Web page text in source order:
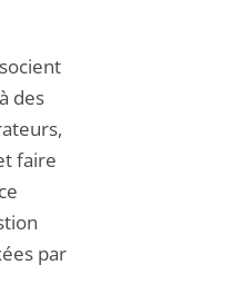
des
faire
par